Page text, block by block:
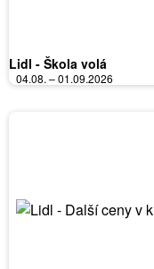
Lidl - Škola volá
04.08. – 01.09.2026